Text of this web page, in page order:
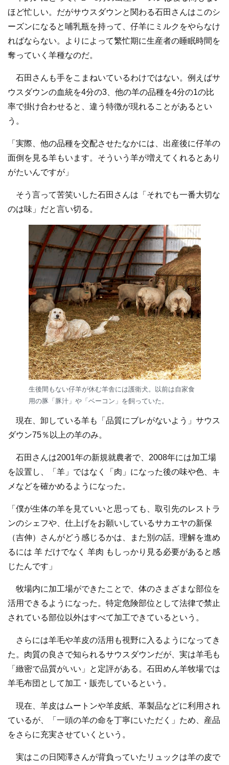
ほど忙しい。だがサウスダウンと関わる石田さんはこのシ
ーズンになると哺乳瓶を持って、仔羊にミルクをやらなけ
ればならない。よりによって繁忙期に生産者の睡眠時間を
奪っていく羊種なのだ。
石田さんも手をこまねいているわけではない。例えばサ
ウスダウンの血統を4分の3、他の羊の品種を4分の1の比
率で掛け合わせると、違う特徴が現れることがあるとい
う。
「実際、他の品種を交配させたなかには、出産後に仔羊の
面倒を見る羊もいます。そういう羊が増えてくれるとあり
がたいんですが」
そう言って苦笑いした石田さんは「それでも一番大切な
のは味」だと言い切る。
生後間もない仔羊が休む羊舎には護衛犬。以前は自家食
用の豚「豚汁」や「ベーコン」を飼っていた。
現在、卸している羊も「品質にブレがないよう」サウス
ダウン75％以上の羊のみ。
石田さんは2001年の新規就農者で、2008年には加工場
を設置し、「羊」ではなく「肉」になった後の味や色、キ
メなどを確かめるようになった。
「僕が生体の羊を見ていいと思っても、取引先のレストラ
ンのシェフや、仕上げをお願いしているサカエヤの新保
（吉伸）さんがどう感じるかは、また別の話。理解を進め
るには 羊 だけでなく 羊肉 もしっかり見る必要があると感
じたんです」
牧場内に加工場ができたことで、体のさまざまな部位を
活用できるようになった。特定危険部位として法律で禁止
されている部位以外はすべて加工できているという。
さらには羊毛や羊皮の活用も視野に入るようになってき
た。肉質の良さで知られるサウスダウンだが、実は羊毛も
「緻密で品質がいい」と定評がある。石田めん羊牧場では
羊毛布団として加工・販売しているという。
現在、羊皮はムートンや羊皮紙、革製品などに利用され
ているが、「一頭の羊の命を丁寧にいただく」ため、産品
をさらに充実させていくという。
実はこの日関澤さんが背負っていたリュックは羊の皮で